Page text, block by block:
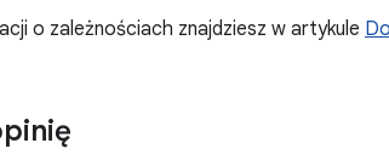
o zależnościach znajdziesz w artykule